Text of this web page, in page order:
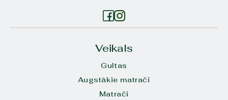
Veikals
Gultas
Augstākie matrači
Matrači